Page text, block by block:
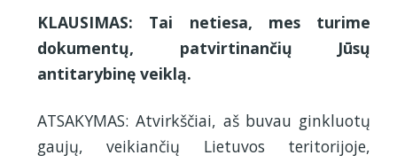
KLAUSIMAS: Tai netiesa, mes turime
dokumentų, patvirtinančių Jūsų
antitarybinę veiklą.
ATSAKYMAS: Atvirkščiai, aš buvau ginkluotų
gaujų, veikiančių Lietuvos teritorijoje,